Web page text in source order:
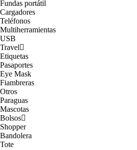
Fundas portátil
Cargadores
Teléfonos
Multiherramientas
USB
Travel
Etiquetas
Pasaportes
Eye Mask
Fiambreras
Otros
Paraguas
Mascotas
Bolsos
Shopper
Bandolera
Tote